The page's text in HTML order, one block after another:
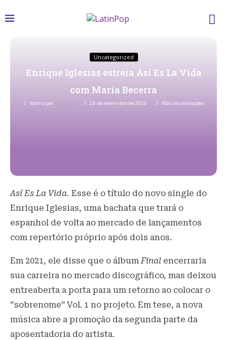
Uncategorized
Enrique Iglesias estreia Así Es La Vida
com María Becerra
Escrito por Redacao 29 de setembro de 2023 654Visualizações
Así Es La Vida. Esse é o título do novo single do
Enrique Iglesias, uma bachata que trará o
espanhol de volta ao mercado de lançamentos
com repertório próprio após dois anos.
Em 2021, ele disse que o álbumFinal encerraria
sua carreira no mercado discográfico, mas deixou
entreaberta a porta para um retorno ao colocar o
“sobrenome” Vol. 1 no projeto. Em tese, a nova
música abre a promoção da segunda parte da
aposentadoria do artista.